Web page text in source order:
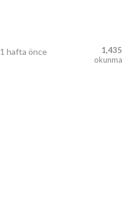
1 hafta önce
1,435
okunma